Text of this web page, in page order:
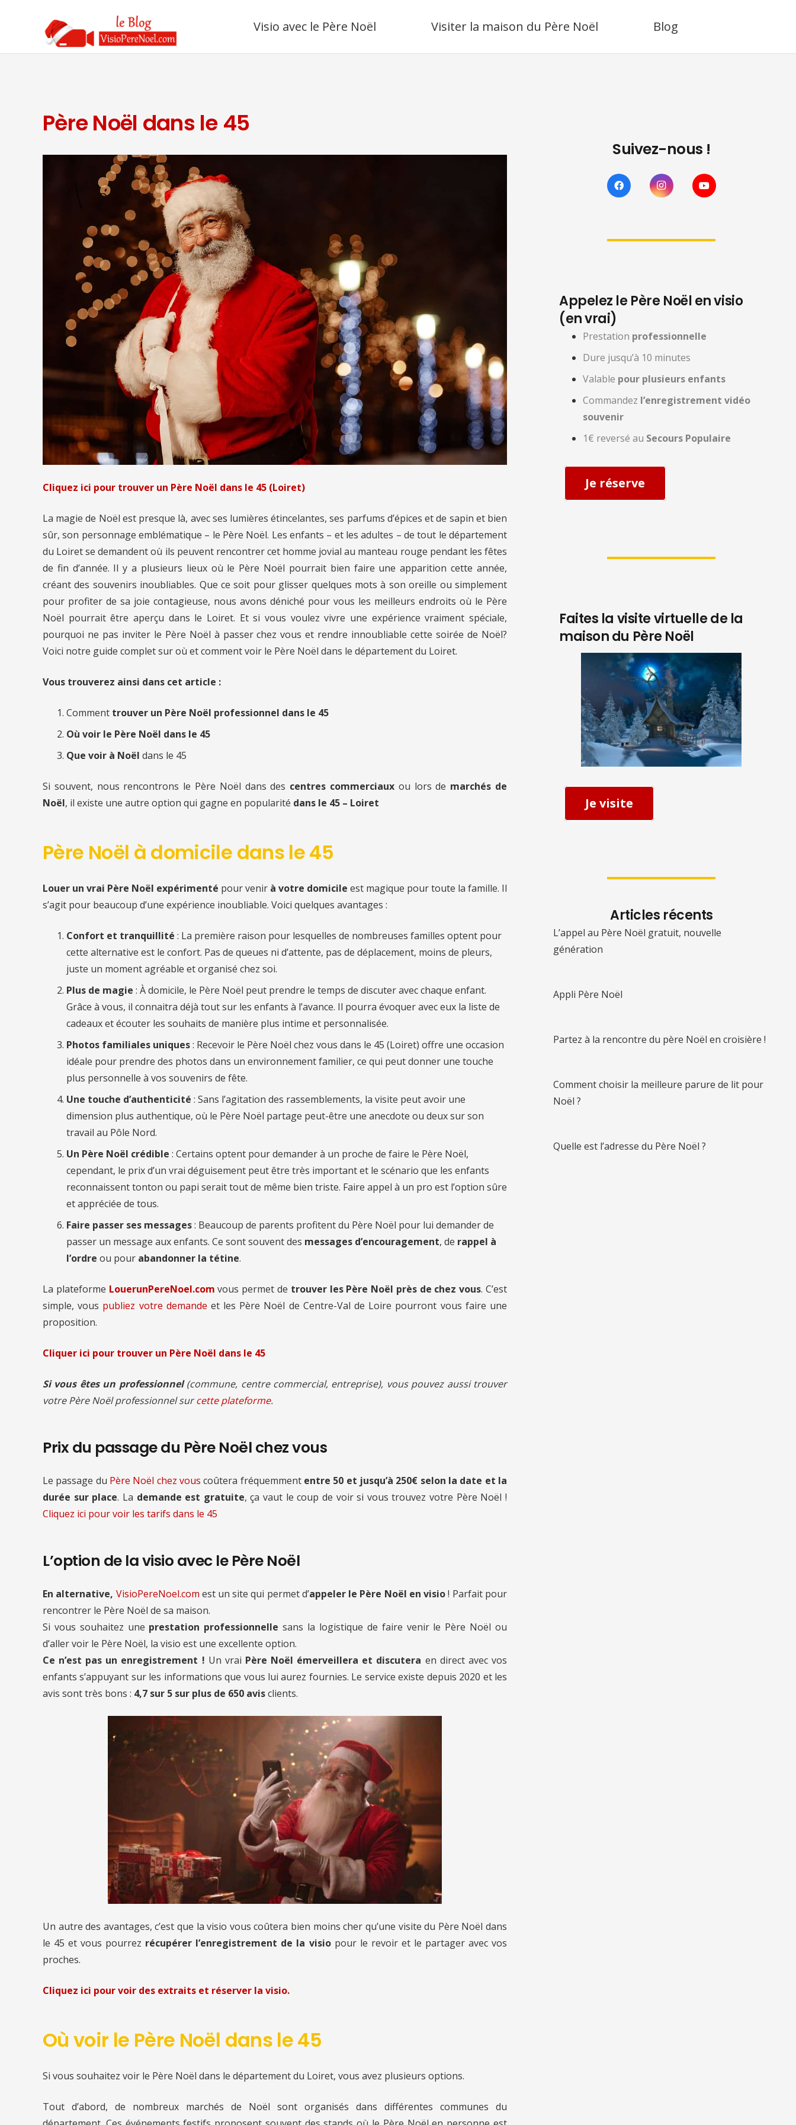
Visio avec le Père Noël Visiter la maison du Père Noël Blog
Père Noël dans le 45
Cliquez ici pour trouver un Père Noël dans le 45 (Loiret)
La magie de Noël est presque là, avec ses lumières étincelantes, ses parfums d’épices et de sapin et bien
sûr, son personnage emblématique – le Père Noël. Les enfants – et les adultes – de tout le département
du Loiret se demandent où ils peuvent rencontrer cet homme jovial au manteau rouge pendant les fêtes
de fin d’année. Il y a plusieurs lieux où le Père Noël pourrait bien faire une apparition cette année,
créant des souvenirs inoubliables. Que ce soit pour glisser quelques mots à son oreille ou simplement
pour profiter de sa joie contagieuse, nous avons déniché pour vous les meilleurs endroits où le Père
Noël pourrait être aperçu dans le Loiret. Et si vous voulez vivre une expérience vraiment spéciale,
pourquoi ne pas inviter le Père Noël à passer chez vous et rendre innoubliable cette soirée de Noël?
Voici notre guide complet sur où et comment voir le Père Noël dans le département du Loiret.
Vous trouverez ainsi dans cet article :
Comment trouver un Père Noël professionnel dans le 45
Où voir le Père Noël dans le 45
Que voir à Noël dans le 45
Si souvent, nous rencontrons le Père Noël dans des centres commerciaux ou lors de marchés de
Noël, il existe une autre option qui gagne en popularité dans le 45 – Loiret
Père Noël à domicile dans le 45
Louer un vrai Père Noël expérimenté pour venir à votre domicile est magique pour toute la famille. Il
s’agit pour beaucoup d’une expérience inoubliable. Voici quelques avantages :
Confort et tranquillité : La première raison pour lesquelles de nombreuses familles optent pour
cette alternative est le confort. Pas de queues ni d’attente, pas de déplacement, moins de pleurs,
juste un moment agréable et organisé chez soi.
Plus de magie : À domicile, le Père Noël peut prendre le temps de discuter avec chaque enfant.
Grâce à vous, il connaitra déjà tout sur les enfants à l’avance. Il pourra évoquer avec eux la liste de
cadeaux et écouter les souhaits de manière plus intime et personnalisée.
Photos familiales uniques: Recevoir le Père Noël chez vous dans le 45 (Loiret) offre une occasion
idéale pour prendre des photos dans un environnement familier, ce qui peut donner une touche
plus personnelle à vos souvenirs de fête.
Une touche d’authenticité : Sans l’agitation des rassemblements, la visite peut avoir une
dimension plus authentique, où le Père Noël partage peut-être une anecdote ou deux sur son
travail au Pôle Nord.
Un Père Noël crédible : Certains optent pour demander à un proche de faire le Père Noël,
cependant, le prix d’un vrai déguisement peut être très important et le scénario que les enfants
reconnaissent tonton ou papi serait tout de même bien triste. Faire appel à un pro est l’option sûre
et appréciée de tous.
Faire passer ses messages: Beaucoup de parents profitent du Père Noël pour lui demander de
passer un message aux enfants. Ce sont souvent des messages d’encouragement, de rappel à
l’ordre ou pour abandonner la tétine.
La plateforme LouerunPereNoel.com vous permet de trouver les Père Noël près de chez vous. C’est
simple, vous publiez votre demande et les Père Noël de Centre-Val de Loire pourront vous faire une
proposition.
Cliquer ici pour trouver un Père Noël dans le 45
Si vous êtes un professionnel(commune, centre commercial, entreprise), vous pouvez aussi trouver
votre Père Noël professionnel surcette plateforme.
Prix du passage du Père Noël chez vous
Le passage du Père Noël chez vous coûtera fréquemment entre 50 et jusqu’à 250€ selon la date et la
durée sur place. La demande est gratuite, ça vaut le coup de voir si vous trouvez votre Père Noël !
Cliquez ici pour voir les tarifs dans le 45
L’option de la visio avec le Père Noël
En alternative, VisioPereNoel.com est un site qui permet d’appeler le Père Noël en visio! Parfait pour
rencontrer le Père Noël de sa maison.
Si vous souhaitez une prestation professionnelle sans la logistique de faire venir le Père Noël ou
d’aller voir le Père Noël, la visio est une excellente option.
Ce n’est pas un enregistrement ! Un vrai Père Noël émerveillera et discutera en direct avec vos
enfants s’appuyant sur les informations que vous lui aurez fournies. Le service existe depuis 2020 et les
avis sont très bons : 4,7 sur 5 sur plus de 650 avisclients.
Un autre des avantages, c’est que la visio vous coûtera bien moins cher qu’une visite du Père Noël dans
le 45 et vous pourrez récupérer l’enregistrement de la visiopour le revoir et le partager avec vos
proches.
Cliquez ici pour voir des extraits et réserver la visio.
Où voir le Père Noël dans le 45
Si vous souhaitez voir le Père Noël dans le département du Loiret, vous avez plusieurs options.
Tout d’abord, de nombreux marchés de Noël sont organisés dans différentes communes du
Suivez-nous !
Appelez le Père Noël en visio
(en vrai)
Prestation professionnelle
Dure jusqu’à 10 minutes
Valable pour plusieurs enfants
Commandez l’enregistrement vidéo
souvenir
1€ reversé au Secours Populaire
Je réserve
Faites la visite virtuelle de la
maison du Père Noël
Je visite
Articles récents
L’appel au Père Noël gratuit, nouvelle
génération
Appli Père Noël
Partez à la rencontre du père Noël en croisière !
Comment choisir la meilleure parure de lit pour
Noël ?
Quelle est l’adresse du Père Noël ?